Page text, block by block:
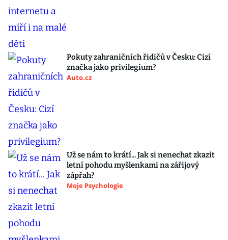
Pokuty zahraničních řidičů v Česku: Cizí
značka jako privilegium?
Auto.cz
Už se nám to krátí... Jak si nenechat zkazit
letní pohodu myšlenkami na zářijový
zápřah?
Moje Psychologie